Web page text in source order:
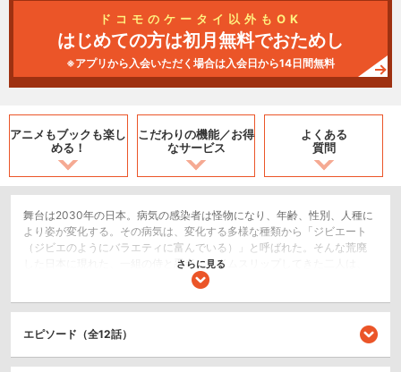
ドコモのケータイ以外もOK
はじめての方は初月無料でおためし
※アプリから入会いただく場合は入会日から14日間無料
アニメもブックも楽し
める！
こだわりの機能／お得
なサービス
よくある
質問
舞台は2030年の日本。病気の感染者は怪物になり、年齢、性別、人種に
より姿が変化する。その病気は、変化する多様な種類から「ジビエート
（ジビエのようにバラエティに富んでいる）」と呼ばれた。そんな荒廃
した日本に現れた、一組の侍と忍者。タイムスリップしてきた二人は、
ジビエート治療の研究をしている博士に協力し、行動を共にすることに
敵に囲まれた命懸けの旅が始まる…。
アクション/バトル
SF/ファンタジー
さらに見る
エピソード（全12話）